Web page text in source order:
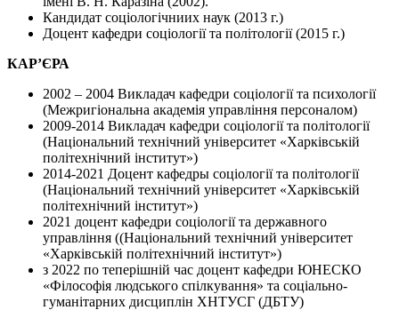
Кандидат соціологічниих наук (2013 г.)
Доцент кафедри соціології та політології (2015 г.)
КАР’ЄРА
2002 – 2004 Викладач кафедри соціології та психології
(Межригіональна академія управління персоналом)
2009-2014 Викладач кафедри соціології та політології
(Національний технічний університет «Харківській
політехнічний інститут»)
2014-2021 Доцент кафедры соціології та політології
(Національний технічний університет «Харківській
політехнічний інститут»)
2021 доцент кафедри соціології та державного
управління ((Національний технічний університет
«Харківській політехнічний інститут»)
з 2022 по теперішній час доцент кафедри ЮНЕСКО
«Філософія людського спілкування» та соціально-
гуманітарних дисциплін ХНТУСГ (ДБТУ)